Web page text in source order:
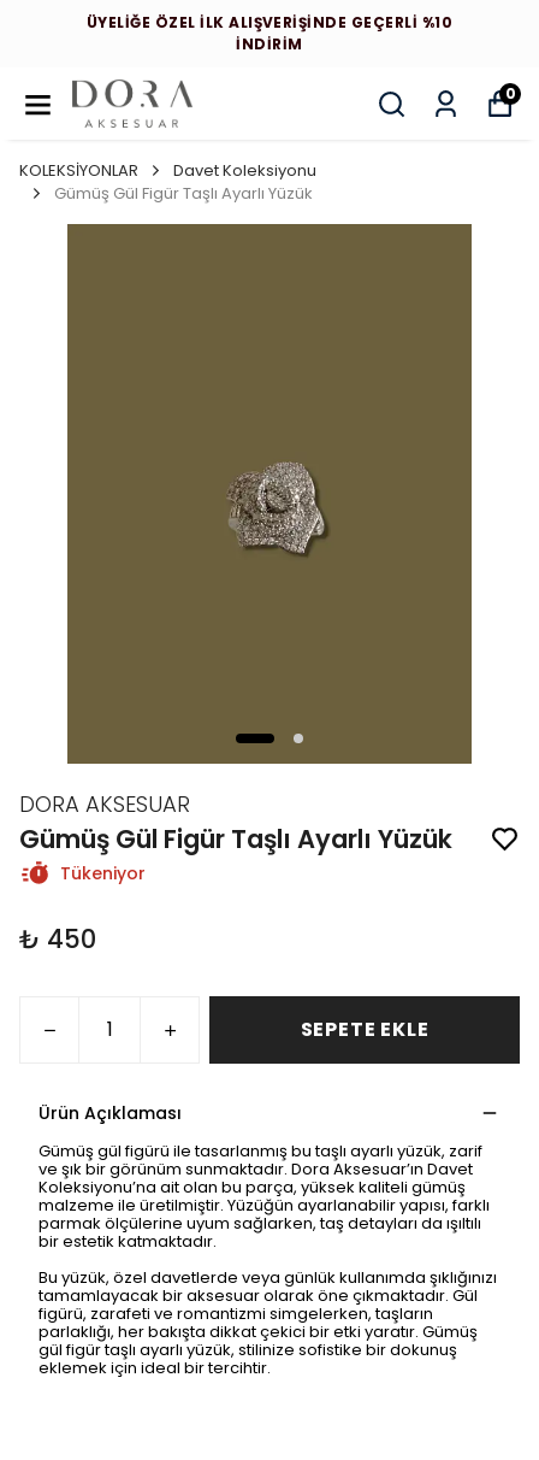
ÜYELİĞE ÖZEL İLK ALIŞVERİŞİNDE GEÇERLİ %10
İNDİRİM
0
KOLEKSİYONLAR
Davet Koleksiyonu
Gümüş Gül Figür Taşlı Ayarlı Yüzük
DORA AKSESUAR
Gümüş Gül Figür Taşlı Ayarlı Yüzük
Tükeniyor
₺ 450
SEPETE EKLE
Ürün Açıklaması
Gümüş gül figürü ile tasarlanmış bu taşlı ayarlı yüzük, zarif
ve şık bir görünüm sunmaktadır. Dora Aksesuar’ın Davet
Koleksiyonu’na ait olan bu parça, yüksek kaliteli gümüş
malzeme ile üretilmiştir. Yüzüğün ayarlanabilir yapısı, farklı
parmak ölçülerine uyum sağlarken, taş detayları da ışıltılı
bir estetik katmaktadır.
Bu yüzük, özel davetlerde veya günlük kullanımda şıklığınızı
tamamlayacak bir aksesuar olarak öne çıkmaktadır. Gül
figürü, zarafeti ve romantizmi simgelerken, taşların
parlaklığı, her bakışta dikkat çekici bir etki yaratır. Gümüş
gül figür taşlı ayarlı yüzük, stilinize sofistike bir dokunuş
eklemek için ideal bir tercihtir.